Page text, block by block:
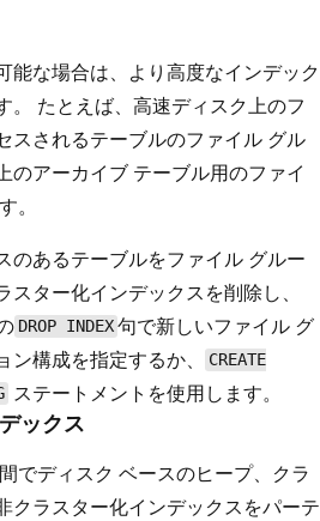
能な場合は、より高度なインデック
。 たとえば、高速ディスク上のフ
スされるテーブルのファイル グル
のアーカイブ テーブル用のファイ
。
のあるテーブルをファイル グルー
ター化インデックスを削除し、
DROP INDEX句で新しいファイル グ
構成を指定するか、
CREATE
ステートメントを使用します。
ックス
でディスク ベースのヒープ、クラ
クラスター化インデックスをパーテ